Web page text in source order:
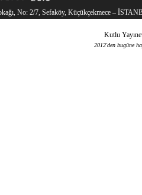
No: 2/7, Sefaköy, Küçükçekmece –
Kutlu
2012'den bugüne